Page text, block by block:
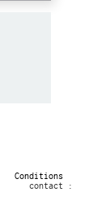
Conditions
contact :